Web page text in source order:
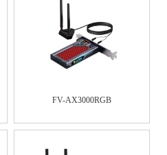
FV-AX3000RGB